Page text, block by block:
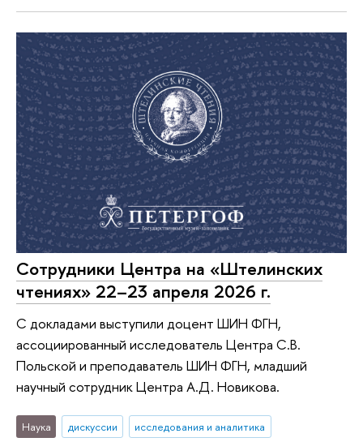
Сотрудники Центра на «Штелинских
чтениях» 22–23 апреля 2026 г.
С докладами выступили доцент ШИН ФГН,
ассоциированный исследователь Центра С.В.
Польской и преподаватель ШИН ФГН, младший
научный сотрудник Центра А.Д. Новикова.
Наука дискуссии
исследования и аналитика